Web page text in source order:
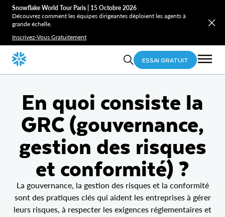
Snowflake World Tour Paris | 15 Octobre 2026
Découvrez comment les équipes dirigeantes déploient les agents à
grande échelle.
Inscrivez-Vous Gratuitement
ESSAI GRATUIT
En quoi consiste la
GRC (gouvernance,
gestion des risques
et conformité) ?
La gouvernance, la gestion des risques et la conformité
sont des pratiques clés qui aident les entreprises à gérer
leurs risques, à respecter les exigences réglementaires et